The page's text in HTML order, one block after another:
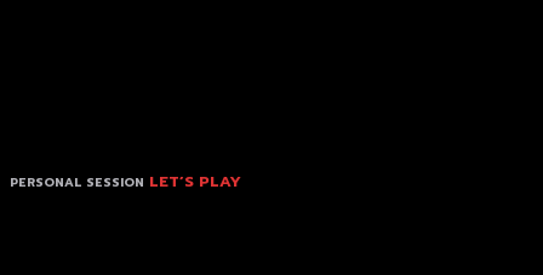
PERSONAL SESSION LET’S PLAY